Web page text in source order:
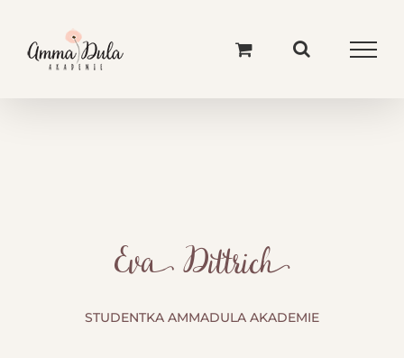
content
Eva Dittrich
STUDENTKA AMMADULA AKADEMIE